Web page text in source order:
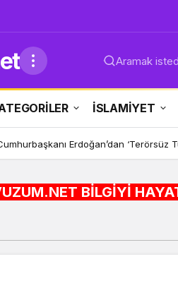
Aramak
İSLAMİYET
Erdoğan’dan ‘Terörsüz
BİLGİYİ HAYATA